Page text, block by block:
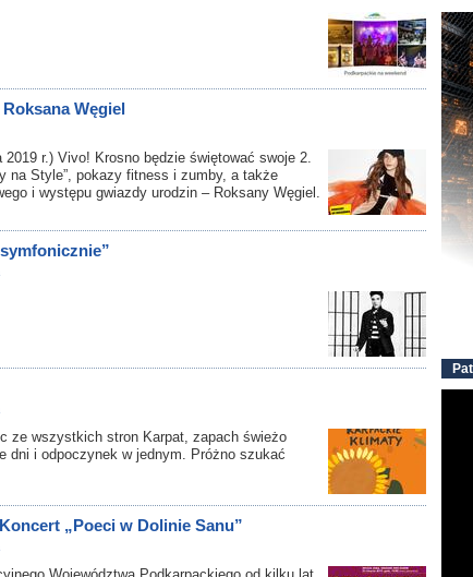
Węgiel
r.) Vivo! Krosno będzie świętować swoje 2.
na Style”, pokazy fitness i zumby, a także
i występu gwiazdy urodzin – Roksany Węgiel.
ze wszystkich stron Karpat, zapach świeżo
dni i odpoczynek w jednym. Próżno szukać
„Poeci w Dolinie Sanu”